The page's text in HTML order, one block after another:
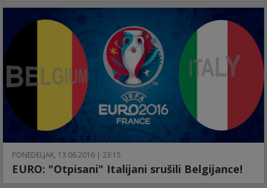
PONEDELJAK, 13.06.2016 | 23:15
EURO: "Otpisani" Italijani srušili Belgijance!